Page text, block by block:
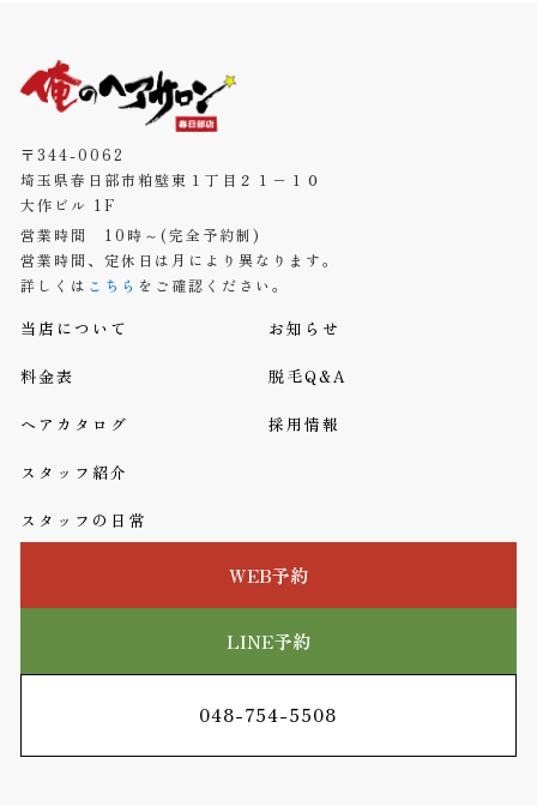
〒344-0062
埼玉県春日部市粕壁東１丁目２１−１０
大作ビル 1F
営業時間 10時～(完全予約制)
営業時間、定休日は月により異なります。
詳しくは こちら をご確認ください。
当店について
料金表
ヘアカタログ
スタッフ紹介
スタッフの日常
お知らせ
脱毛Q&A
採用情報
WEB予約
LINE予約
048-754-5508